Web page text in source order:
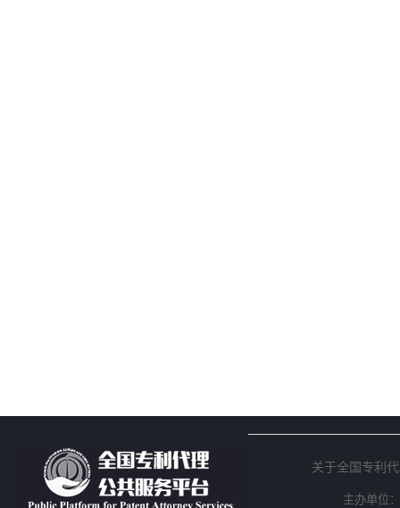
关于全国专利
主办单位：